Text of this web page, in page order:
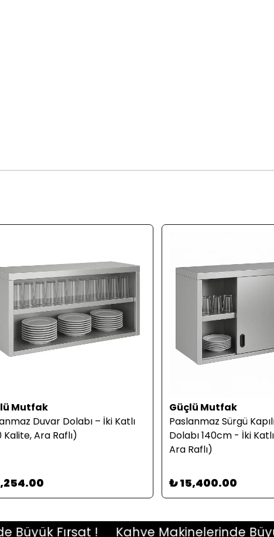
Mutfak
Duvar Dolabı – İki Katlı
Kalite, Ara Raflı)
Güçlü Mutfak
Paslanmaz Sürgü
Dolabı 140cm - İki
Ara Raflı)
₺ 15,400.00
Fırsat ! Kahve Makinelerinde Büyük